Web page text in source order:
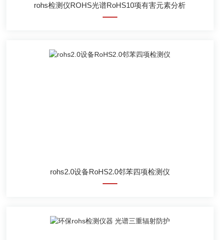
rohs检测仪ROHS光谱RoHS10项有害元素分析
rohs2.0设备RoHS2.0邻苯四项检测仪